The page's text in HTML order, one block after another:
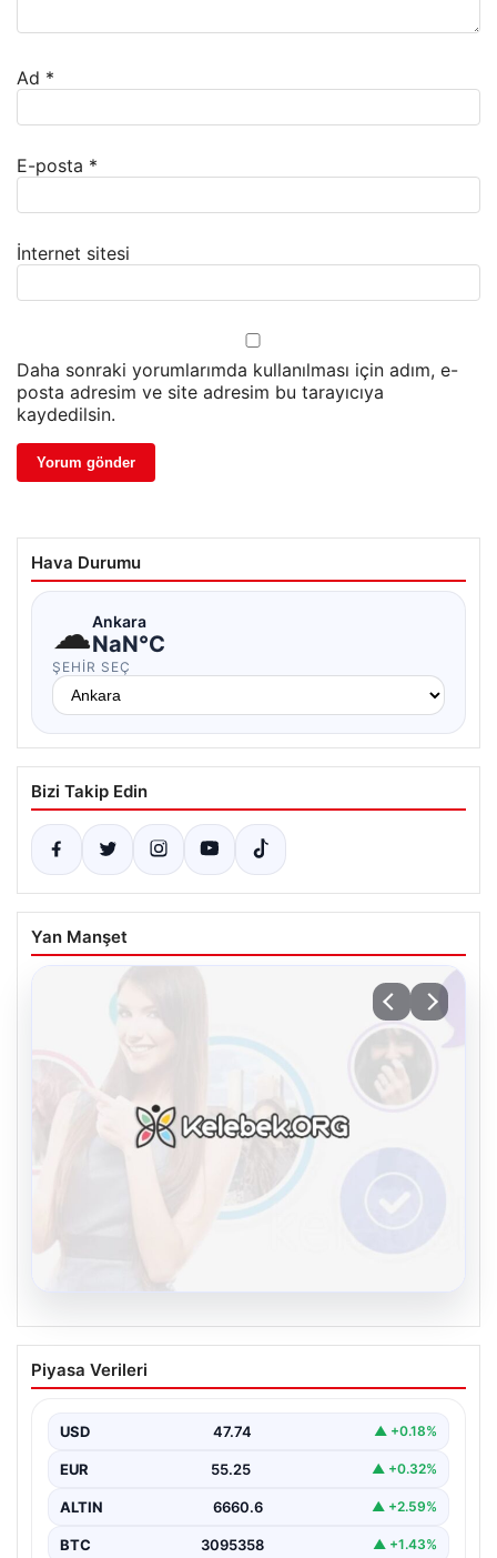
Ad *
E-posta *
İnternet sitesi
Daha sonraki yorumlarımda kullanılması için adım, e-
posta adresim ve site adresim bu tarayıcıya
kaydedilsin.
Hava Durumu
☁Ankara
NaN°C
ŞEHIR SEÇ
Bizi Takip Edin
Yan Manşet
Kelebek chat adresi İle Çevrim içi
İletişimin Seviyeli Adresi Ve Muhabbet
İnternet çağında bireylerin seviyeli bir şekilde bağlantı
Piyasa Verileri
USD 47.74 ▲ +0.18%
EUR 55.25 ▲ +0.32%
ALTIN 6660.6 ▲ +2.59%
BTC 3095358 ▲ +1.43%